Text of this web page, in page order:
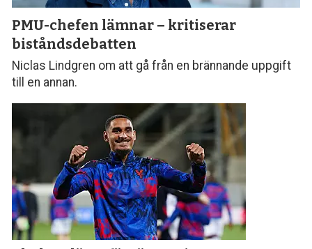
PMU-chefen lämnar – kritiserar
biståndsdebatten
Niclas Lindgren om att gå från en brännande uppgift
till en annan.